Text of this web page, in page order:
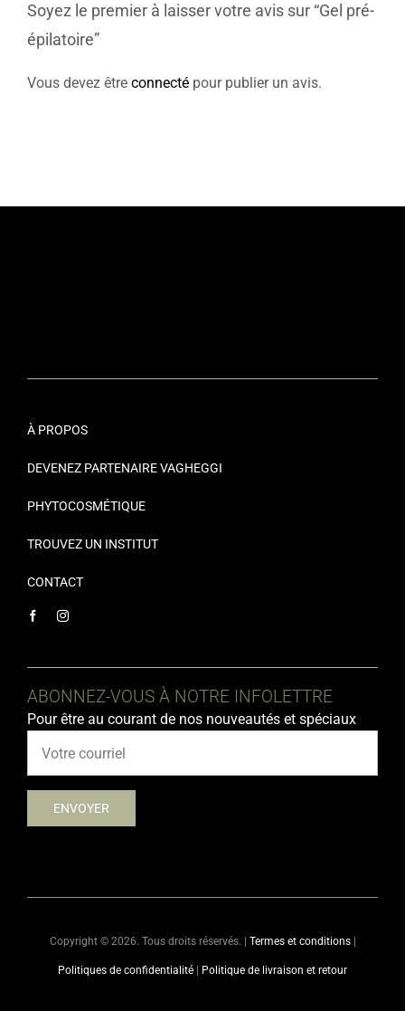
Soyez le premier à laisser votre avis sur “Gel pré-
épilatoire”
Vous devez être connectépour publier un avis.
À PROPOS
DEVENEZ PARTENAIRE VAGHEGGI
PHYTOCOSMÉTIQUE
TROUVEZ UN INSTITUT
CONTACT
ABONNEZ-VOUS À NOTRE INFOLETTRE
Pour être au courant de nos nouveautés et spéciaux
Copyright © 2026. Tous droits réservés. | Termes et conditions|
Politiques de confidentialité Politique de livraison et retour